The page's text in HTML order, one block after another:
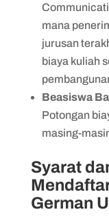
mana
jurusan
biaya kuliah
Beasiswa
Potongan
masing-
Syarat
German